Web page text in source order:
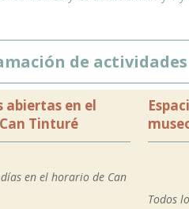
de actividades
abiertas en el
Tinturé
en el horario de Can
Todos